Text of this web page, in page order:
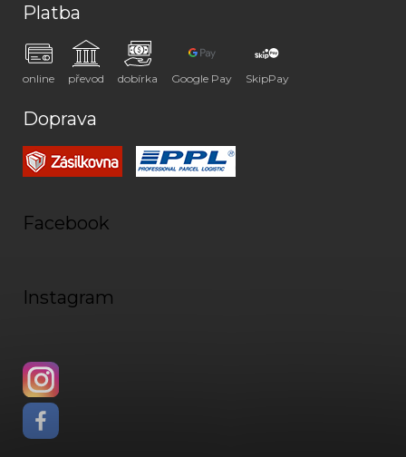
Platba
online převod dobírka Google Pay SkipPay
Doprava
Facebook
Instagram